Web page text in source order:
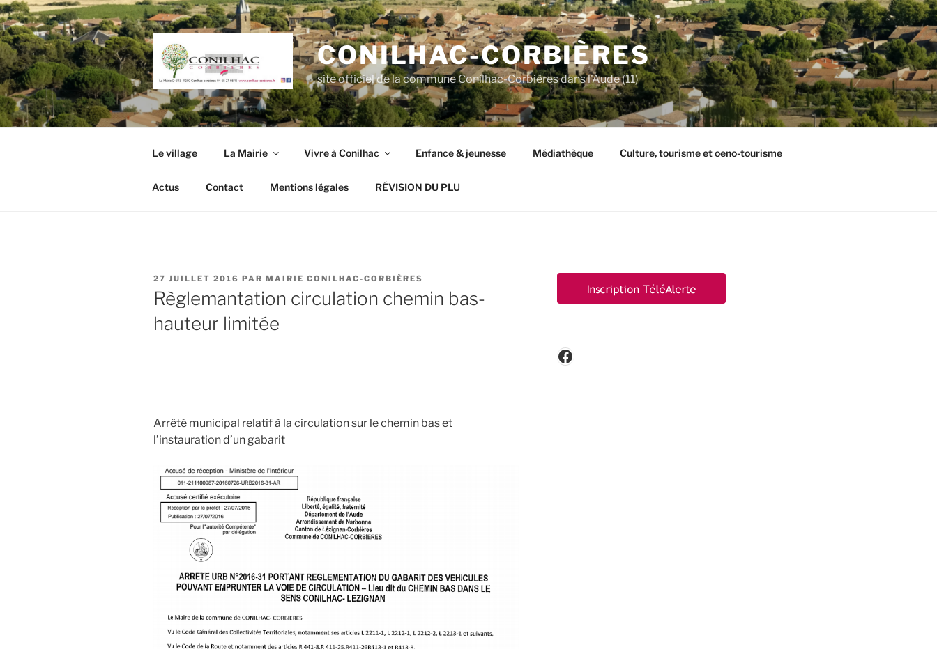
Aller
au
contenu
principal
CONILHAC-CORBIÈRES
site officiel de la commune Conilhac-Corbières dans l'Aude (11)
Le village La Mairie Vivre à Conilhac Enfance & jeunesse Médiathèque Culture, tourisme et oeno-tourisme
Actus Contact Mentions légales RÉVISION DU PLU
PUBLIÉ
LE
27 JUILLET 2016 PAR MAIRIE CONILHAC-CORBIÈRES
Règlemantation circulation chemin bas-
hauteur limitée
Arrêté municipal relatif à la circulation sur le chemin bas et
l’instauration d’un gabarit
Facebook